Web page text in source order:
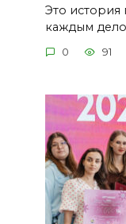
Это история
каждым
0 91